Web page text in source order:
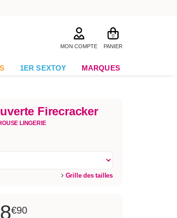
MON COMPTE
0
PANIER
1ER SEXTOY MARQUES
Firecracker
LINGERIE
Grille des tailles
8€90